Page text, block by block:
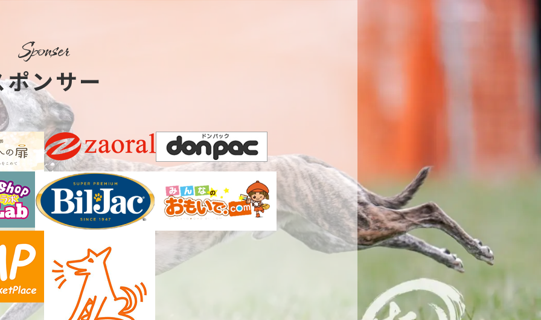
ポンサー
sponser